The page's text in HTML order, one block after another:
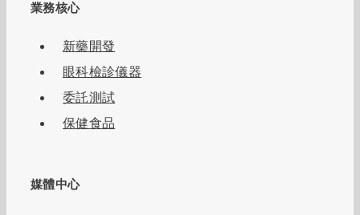
業務核心
新藥開發
眼科檢診儀器
委託測試
保健食品
媒體中心